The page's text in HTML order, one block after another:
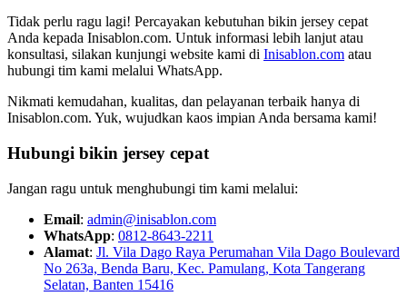
Tidak perlu ragu lagi! Percayakan kebutuhan bikin jersey cepat
Anda kepada Inisablon.com. Untuk informasi lebih lanjut atau
konsultasi, silakan kunjungi website kami di Inisablon.com atau
hubungi tim kami melalui WhatsApp.
Nikmati kemudahan, kualitas, dan pelayanan terbaik hanya di
Inisablon.com. Yuk, wujudkan kaos impian Anda bersama kami!
Hubungi bikin jersey cepat
Jangan ragu untuk menghubungi tim kami melalui:
Email: admin@inisablon.com
WhatsApp: 0812-8643-2211
Alamat: Jl. Vila Dago Raya Perumahan Vila Dago Boulevard
No 263a, Benda Baru, Kec. Pamulang, Kota Tangerang
Selatan, Banten 15416